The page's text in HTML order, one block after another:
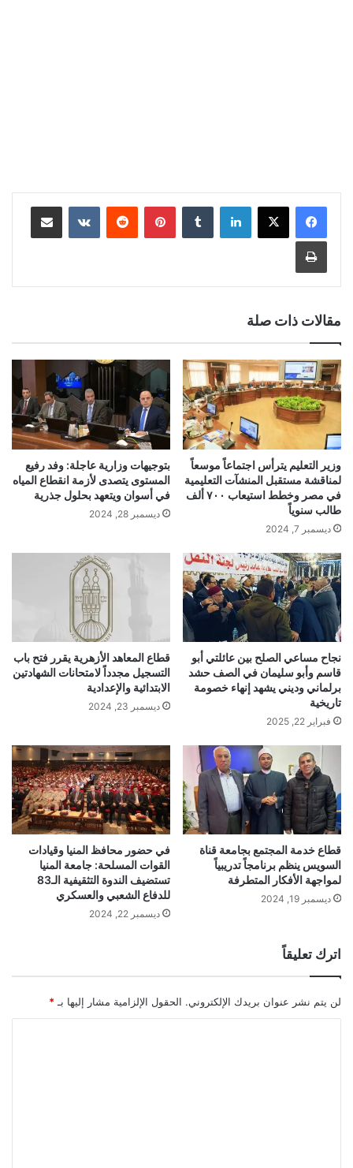
لينكدإن بينتيريست
مقالات ذات صلة
وزير التعليم يترأس اجتماعاً موسعاً
لمناقشة مستقبل المنشآت التعليمية
في مصر وخطط استيعاب ٧٠٠ ألف
طالب سنوياً
ديسمبر 7, 2024
بتوجيهات وزارية عاجلة: وفد رفيع
المستوى يتصدى لأزمة انقطاع المياه
في أسوان ويتعهد بحلول جذرية
ديسمبر 28, 2024
نجاح مساعي الصلح بين عائلتي أبو
قاسم وأبو سليمان في الصف حشد
برلماني وديني يشهد إنهاء خصومة
تاريخية
فبراير 22, 2025
قطاع المعاهد الأزهرية يقرر فتح باب
التسجيل مجدداً لامتحانات الشهادتين
الابتدائية والإعدادية
ديسمبر 23, 2024
قطاع خدمة المجتمع بجامعة قناة
السويس ينظم برنامجاً تدريبياً
لمواجهة الأفكار المتطرفة
ديسمبر 19, 2024
في حضور محافظ المنيا وقيادات
القوات المسلحة: جامعة المنيا
تستضيف الندوة التثقيفية الـ83
للدفاع الشعبي والعسكري
ديسمبر 22, 2024
اترك تعليقاً
لن يتم نشر عنوان بريدك الإلكتروني. الحقول الإلزامية مشار إليها بـ *